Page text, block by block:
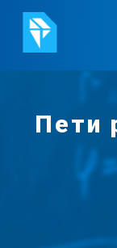
Пети